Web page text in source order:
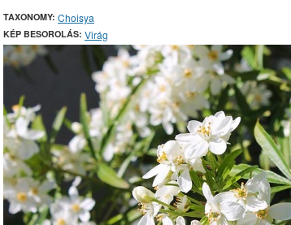
TAXONOMY: Choisya
KÉP BESOROLÁS: Virág